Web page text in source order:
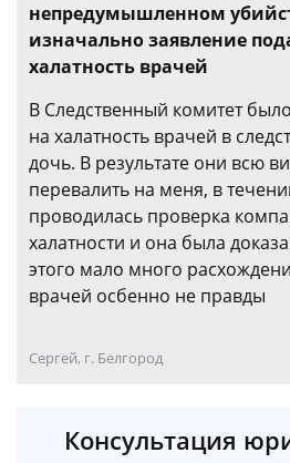
непредумышленном
изначально заявление
халатность врачей
В Следственный комитет
на халатность врачей в
дочь. В результате они всю
перевалить на меня, в
проводилась проверка
халатности и она была
этого мало много
врачей осбенно не правды
Сергей, г. Белгород
Консультация